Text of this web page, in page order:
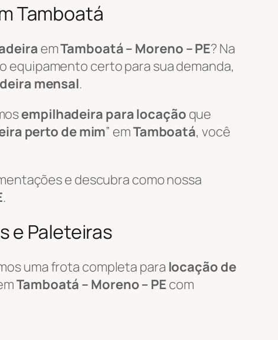
Tamboatá
emTamboatá – Moreno – PE? Na
equipamento certo para sua demanda,
mensal.
empilhadeira para locação que
perto de mim” emTamboatá, você
e descubra como nossa
.
e Paleteiras
uma frota completa para locação de
Tamboatá – Moreno – PE com